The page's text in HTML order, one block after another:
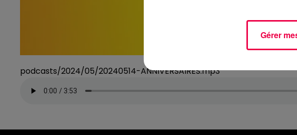
podcasts/2024/05/20240514-ANNIVERSAIRES.mp3
Gérer